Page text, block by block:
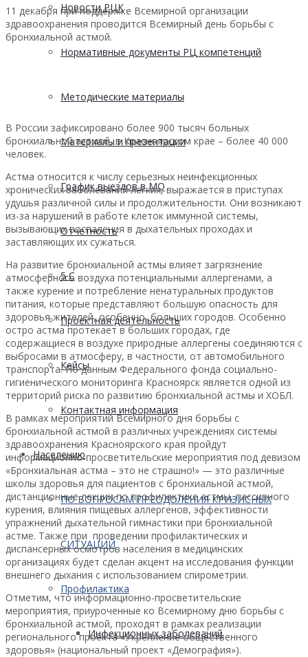
Новости РЦК
Нормативные документы РЦ компетенций
Методические материалы
Материалы и презентации
График выездов в МО
Отчетность
5 С
Проектная деятельность
Кейсы
Контактная информация
Населению
ПО ВОПРОСАМ ПРЕОДОЛЕНИЯ КРИЗИСНЫХ
СИТУАЦИЙ
Профилактика
Инфекционных заболеваний
11 декабря при поддержке Всемирной организации
здравоохранения проводится Всемирный день борьбы с
бронхиальной астмой.
В России зафиксировано более 900 тысяч больных
бронхиальной астмой, в Красноярском крае – более 40 000
человек.
Астма относится к числу серьезных неинфекционных
хронических заболеваний легких, выражается в приступах
удушья различной силы и продолжительности. Они возникают
из-за нарушений в работе клеток иммунной системы,
вызывающих воспаления в дыхательных проходах и
заставляющих их сужаться.
На развитие бронхиальной астмы влияет загрязнение
атмосферного воздуха потенциальными аллергенами, а
также курение и потребление ненатуральных продуктов
питания, которые представляют большую опасность для
здоровья жителей, особенно, больших городов. Особенно
остро астма протекает в больших городах, где
содержащиеся в воздухе природные аллергены соединяются с
выбросами в атмосферу, в частности, от автомобильного
транспорта. По данным Федерального фонда социально-
гигиенического мониторинга Красноярск является одной из
территорий риска по развитию бронхиальной астмы и ХОБЛ.
В рамках мероприятий Всемирного дня борьбы с
бронхиальной астмой в различных учреждениях системы
здравоохранения Красноярского края пройдут
информационно-просветительские мероприятия под девизом
«Бронхиальная астма – это не страшно!» — это различные
школы здоровья для пациентов с бронхиальной астмой,
дистанционные лекции по профилактике астмы, пассивного
курения, влияния пищевых аллергенов, эффективности
упражнений дыхательной гимнастики при бронхиальной
астме. Также при проведении профилактических и
диспансерных осмотров населения в медицинских
организациях будет сделан акцент на исследования функции
внешнего дыхания с использованием спирометрии.
Отметим, что информационно-просветительские
мероприятия, приуроченные ко Всемирному дню борьбы с
бронхиальной астмой, проходят в рамках реализации
регионального проекта «Укрепление общественного
здоровья» (национальный проект «Демография»).